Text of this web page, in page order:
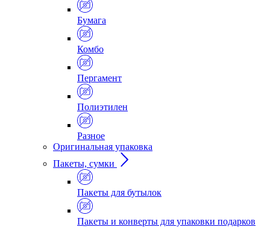
Бумага
Комбо
Пергамент
Полиэтилен
Разное
Оригинальная упаковка
Пакеты, сумки
Пакеты для бутылок
Пакеты и конверты для упаковки подарков